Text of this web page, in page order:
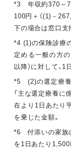
*3 年収約370～
100円＋（(1)－
下の場合は窓口支
*4 (1)の保険診療
定める一般の方
以降）に対して、
*5 (2)の選定療養
「主な選定療養
在より1日あたり
を乗じた金額。
*6 付添いの家族
を1日あたり1,500